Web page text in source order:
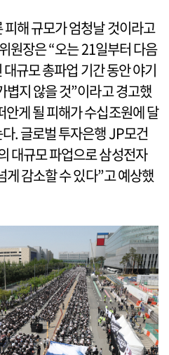
해 규모가 엄청날 것이라고
원장은 “오는 21일부터 다음
규모 총파업 기간 동안 야기
볍지 않을 것”이라고 경고했
게 될 피해가 수십조원에 달
. 글로벌 투자은행 JP모건
대규모 파업으로 삼성전자
게 감소할 수 있다”고 예상했